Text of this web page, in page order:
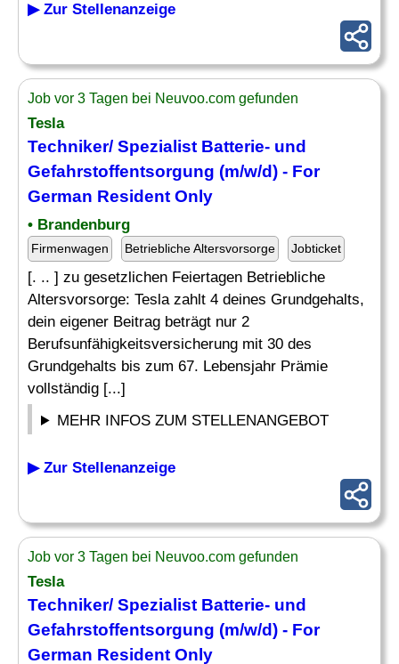
▶ Zur Stellenanzeige
Job vor 3 Tagen bei Neuvoo.com gefunden
Tesla
Techniker/ Spezialist Batterie- und
Gefahrstoffentsorgung (m/w/d) - For
German Resident Only
• Brandenburg
Firmenwagen Betriebliche Altersvorsorge Jobticket
[. .. ] zu gesetzlichen Feiertagen Betriebliche
Altersvorsorge: Tesla zahlt 4 deines Grundgehalts,
dein eigener Beitrag beträgt nur 2
Berufsunfähigkeitsversicherung mit 30 des
Grundgehalts bis zum 67. Lebensjahr Prämie
vollständig [...]
MEHR INFOS ZUM STELLENANGEBOT
▶ Zur Stellenanzeige
Job vor 3 Tagen bei Neuvoo.com gefunden
Tesla
Techniker/ Spezialist Batterie- und
Gefahrstoffentsorgung (m/w/d) - For
German Resident Only